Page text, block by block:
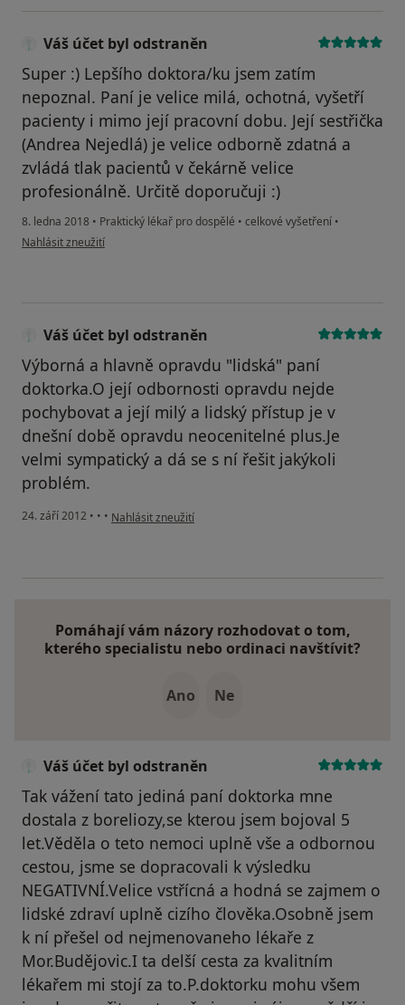
Váš účet byl odstraněn
Super :) Lepšího doktora/ku jsem zatím
nepoznal. Paní je velice milá, ochotná, vyšetří
pacienty i mimo její pracovní dobu. Její sestřička
(Andrea Nejedlá) je velice odborně zdatná a
zvládá tlak pacientů v čekárně velice
profesionálně. Určitě doporučuji :)
8. ledna 2018 • Praktický lékař pro dospělé • celkové vyšetření •
podle názoru uživatele Váš účet byl odstraněn
Nahlásit zneužití
Váš účet byl odstraněn
Výborná a hlavně opravdu "lidská" paní
doktorka.O její odbornosti opravdu nejde
pochybovat a její milý a lidský přístup je v
dnešní době opravdu neocenitelné plus.Je
velmi sympatický a dá se s ní řešit jakýkoli
problém.
24. září 2012 • • • podle názoru uživatele Váš účet byl odstraněn
Nahlásit zneužití
Pomáhají vám názory rozhodovat o tom,
kterého specialistu nebo ordinaci navštívit?
Ano Ne
Váš účet byl odstraněn
Tak vážení tato jediná paní doktorka mne
dostala z boreliozy,se kterou jsem bojoval 5
let.Věděla o teto nemoci uplně vše a odbornou
cestou, jsme se dopracovali k výsledku
NEGATIVNÍ.Velice vstřícná a hodná se zajmem o
lidské zdraví uplně cizího člověka.Osobně jsem
k ní přešel od nejmenovaneho lékaře z
Mor.Budějovic.I ta delší cesta za kvalitním
lékařem mi stojí za to.P.doktorku mohu všem